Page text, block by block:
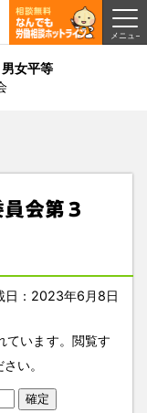
男女平等
会第３
日：2023年6月8日
ています。閲覧す
い。